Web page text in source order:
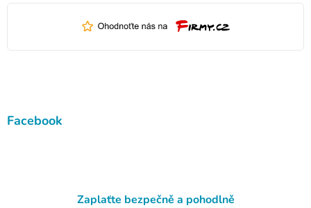
Facebook
Zaplaťte bezpečně a pohodlně